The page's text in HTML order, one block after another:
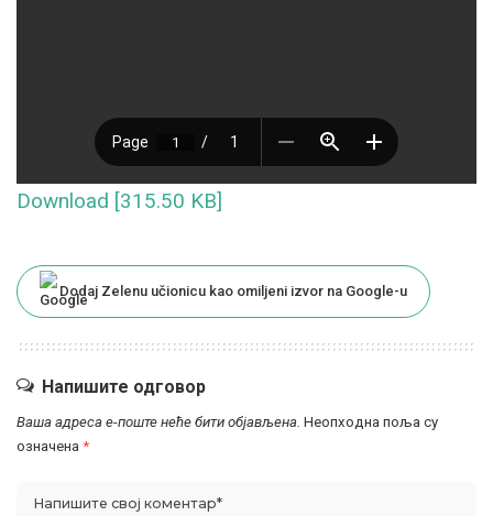
Download [315.50 KB]
Dodaj Zelenu učionicu kao omiljeni izvor na Google-u
Напишите одговор
Ваша адреса е-поште неће бити објављена. Неопходна поља су
означена *